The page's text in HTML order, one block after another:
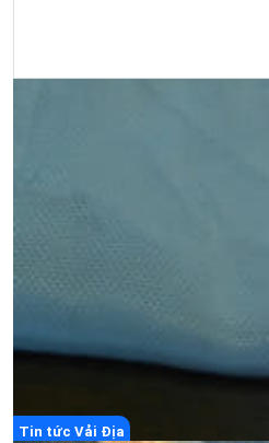
Tin tức Vải Địa